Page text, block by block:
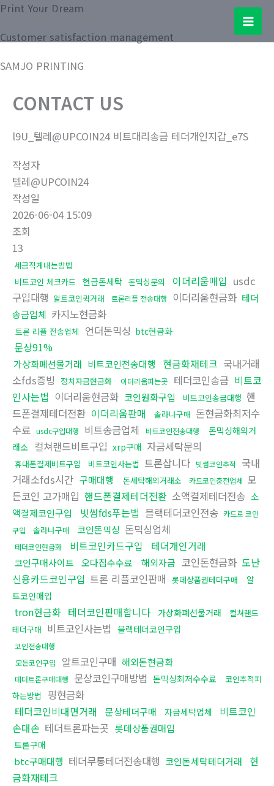
콘
츠
건
Samjo Printing Co. LTD.
Main
Print Your Dream
Customer satisfaction management
SAMJO PRINTING
CONTACT US
l9U_텔레@UPCOIN24 비트대리송금 테더개인지갑_e7S
작성자
텔레@UPCOIN24
작성일
2026-06-04 15:09
조회
13
세금적게내는방법
비트코인 체크카드
현금돈세탁 돈믹싱문의 이더리움매입 usdc
구입대행 알트코인퀵거래 트론리플 전송대행 이더리움현금화 테더
송금업체 카지노현금화
트론 리플 전송업체 언더돈믹싱 btc현금화
문상91%
가상화폐선물거래 비트코인전송대행 현금화재테크 국내거래
소fds증빙
정치자금현금화 이더리움파는곳 테더코인송금 비트코
인사는법 이더리움현금화 코인원화구입 비트코인송금대행 핸
드폰결제테더전환 이더리움판매 솔라나구매 돈현금화최저수
수료 usdc구입대행 비트송금업체 비트코인전송대행
돈믹싱해외거
래소 컬쳐랜드비트구입 xrp구매 자금세탁문의
휴대폰결제비트구입 비트코인사는법 트론삽니다 빗썸코인추적
국내
거래소fds시간 구매대행 돈세탁해외거래소 카드코인충전업체 모
든코인 고가매입 핸드폰결제테더전환 소액결제테더전송 소
액결제코인구입
빗썸fds푸는법 블랙테더코인전송 카드로 코인
구입
솔라나구매 코인돈믹싱 돈믹싱업체
테더코인현금화 비트코인카드구입 테더개인거래
코인구매사이트 오다집수수료 해외자금 코인돈현금화 도난
신용카드코인구입 트론 리플코인판매 롯데상품권테더구매
알
트코인매입
tron현금화 테더코인판매합니다 가상화폐선물거래
컬쳐랜드
테더구매 비트코인사는법 블랙테더코인구입
코인전송대행
모든코인구입
알트코인구매 해외돈현금화
테더트론구매대행 문상코인구매방법 돈믹싱최저수수료
코인추적피
하는방법
핑현금화
테더코인비대면거래
문상테더구매 자금세탁업체
비트코인
손대손 테더트론파는곳 롯데상품권매입
트론구매
btc구매대행 테더무통테더전송대행 코인돈세탁테더거래
현
금화재테크